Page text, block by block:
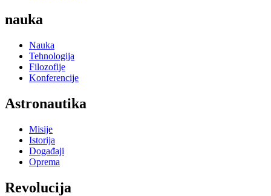
nauka
Nauka
Tehnologija
Filozofije
Konferencije
Astronautika
Misije
Istorija
Događaji
Oprema
Revolucija